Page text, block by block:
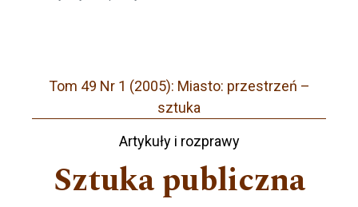
Tom 49 Nr 1 (2005): Miasto: przestrzeń –
sztuka
Artykuły i rozprawy
Sztuka publiczna